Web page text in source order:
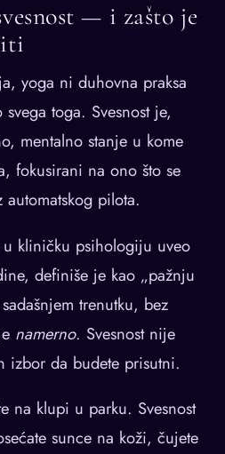
— i zašto je
yoga ni duhovna praksa
toga. Svesnost je,
mentalno stanje u kome
fokusirani na ono što se
pilota.
kliničku psihologiju uveo
definiše je kao „pažnju
trenutku, bez
namerno. Svesnost nije
izbor da budete prisutni.
na klupi u parku. Svesnost
sunce na koži, čujete